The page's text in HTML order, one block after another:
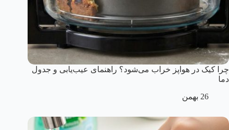
چرا کیک در هواپز خراب می‌شود؟ راهنمای عیب‌یابی و جدول
دما
26 بهمن